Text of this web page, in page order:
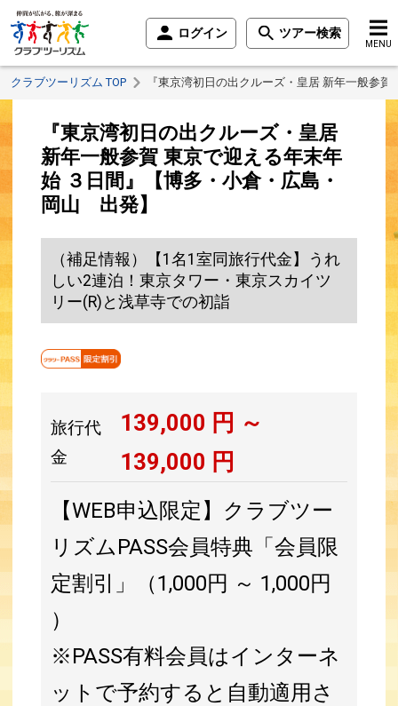
ログイン ツアー検索
MENU
クラブツーリズム TOP 『東京湾初日の出クルーズ・皇居 新年一般参
『東京湾初日の出クルーズ・皇居
新年一般参賀 東京で迎える年末年
始 ３日間』【博多・小倉・広島・
岡山 出発】
（補足情報）【1名1室同旅行代金】うれ
しい2連泊！東京タワー・東京スカイツ
リー(R)と浅草寺での初詣
旅行代
金
139,000 円 ～
139,000 円
【WEB申込限定】クラブツー
リズムPASS会員特典「会員限
定割引」（1,000円 ～ 1,000円
）
※PASS有料会員はインターネ
ットで予約すると自動適用さ